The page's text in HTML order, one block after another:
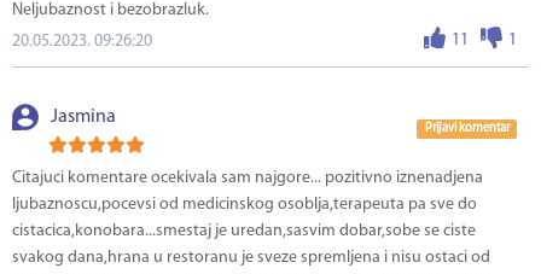
Neljubaznost i bezobrazluk.
11
1
20.05.2023. 09:26:20
Jasmina
Prijavi komentar
Citajuci komentare ocekivala sam najgore... pozitivno iznenadjena
ljubaznoscu,pocevsi od medicinskog osoblja,terapeuta pa sve do
cistacica,konobara...smestaj je uredan,sasvim dobar,sobe se ciste
svakog dana,hrana u restoranu je sveze spremljena i nisu ostaci od